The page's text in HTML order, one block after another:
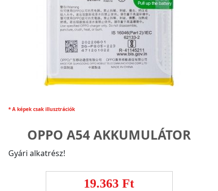
* A képek csak illusztrációk
OPPO A54 AKKUMULÁTOR
Gyári alkatrész!
19.363 Ft